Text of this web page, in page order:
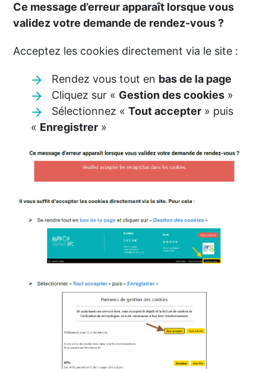
Ce message d’erreur apparaît lorsque vous
validez votre demande de rendez-vous ?
Acceptez les cookies directement via le site :
Rendez vous tout en bas de la page
Cliquez sur « Gestion des cookies »
Sélectionnez «Tout accepter » puis
« Enregistrer »